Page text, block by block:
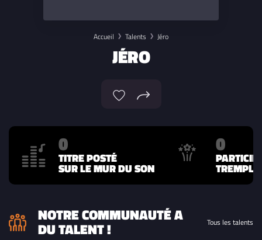
Accueil Talents Jéro
JÉRO
0
TITRE POSTÉ
SUR LE MUR DU SON
0
NOTRE COMMUNAUTÉ A
DU TALENT ! Tous les talents